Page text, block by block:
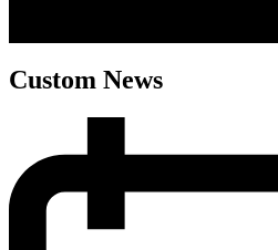
Custom News